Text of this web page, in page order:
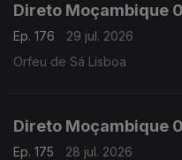
Direto Moçambique
Ep. 176
29 jul. 2026
Orfeu de Sá Lisboa
Direto Moçambique
Ep. 175
28 jul. 2026